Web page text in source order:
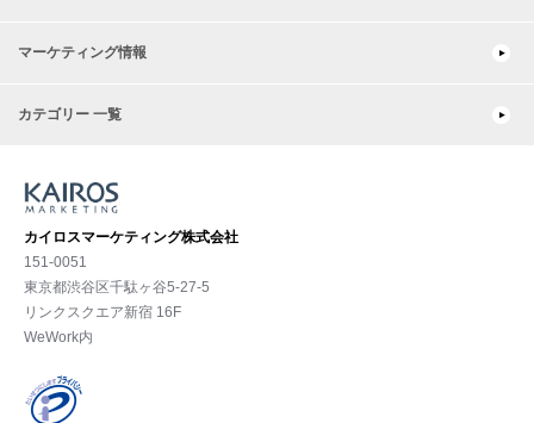
マーケティング情報
カテゴリー 一覧
カイロスマーケティング株式会社
151-0051
東京都渋⾕区千駄ヶ谷5-27-5
リンクスクエア新宿 16F
WeWork内